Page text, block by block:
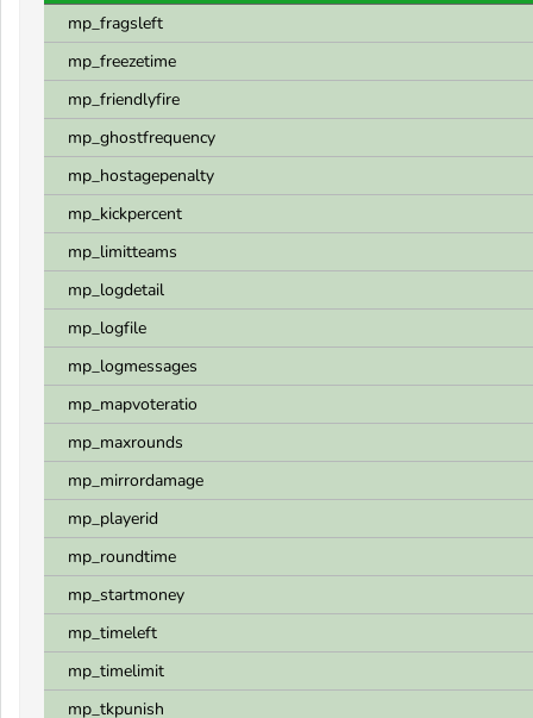
mp_fragsleft
mp_freezetime
mp_friendlyfire
mp_ghostfrequency
mp_hostagepenalty
mp_kickpercent
mp_limitteams
mp_logdetail
mp_logfile
mp_logmessages
mp_mapvoteratio
mp_maxrounds
mp_mirrordamage
mp_playerid
mp_roundtime
mp_startmoney
mp_timeleft
mp_timelimit
mp_tkpunish